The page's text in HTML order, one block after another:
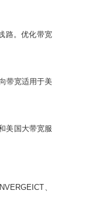
路。优化带宽
带宽适用于美
美国大带宽服
、